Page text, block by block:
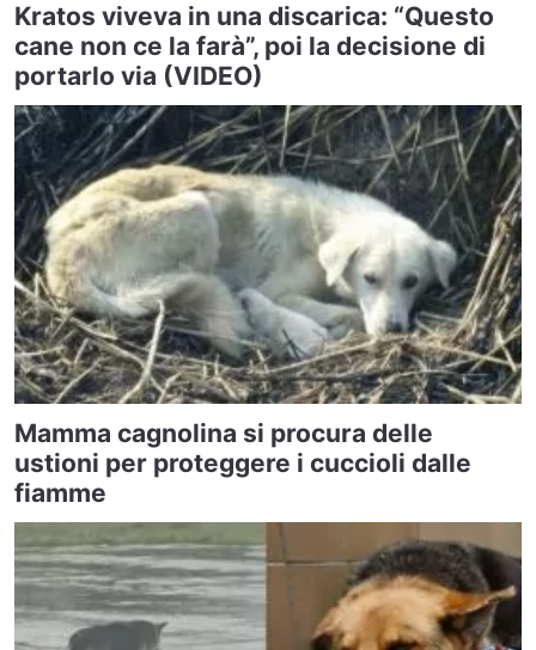
Kratos viveva in una discarica: “Questo
cane non ce la farà”, poi la decisione di
portarlo via (VIDEO)
Mamma cagnolina si procura delle
ustioni per proteggere i cuccioli dalle
fiamme